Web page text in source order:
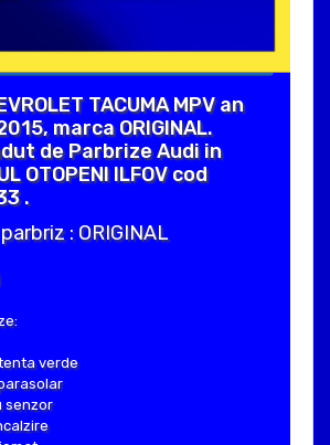
TACUMA MPV an
marca ORIGINAL.
de Parbrize Audi in
OTOPENI ILFOV cod
.
: ORIGINAL
verde
senzor